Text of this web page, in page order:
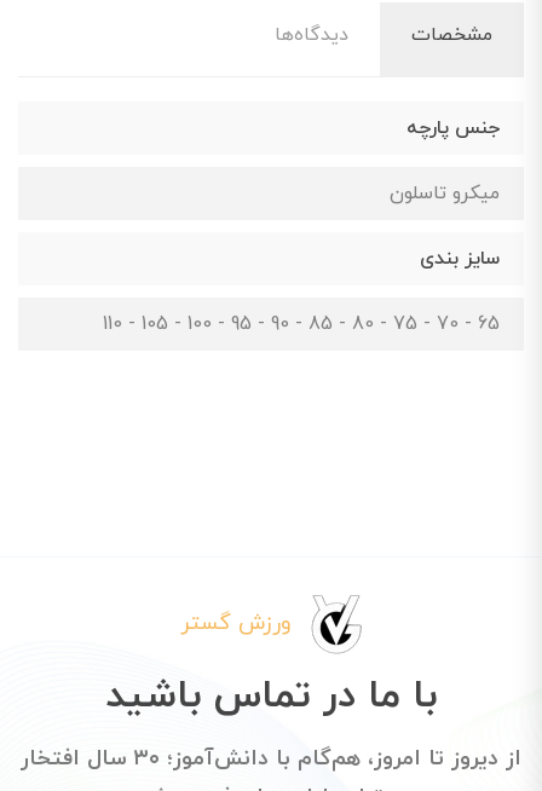
مشخصات دیدگاه‌ها
جنس پارچه
میکرو تاسلون
سایز بندی
65 - 70 - 75 - 80 - 85 - 90 - 95 - 100 - 105 - 110
ورزش گستر
با ما در تماس باشید
از دیروز تا امروز، هم‌گام با دانش‌آموز؛ ۳۰ سال افتخار